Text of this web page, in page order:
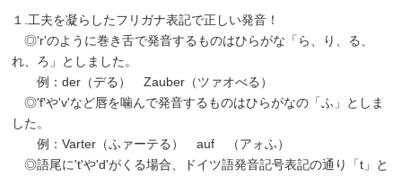
１.工夫を凝らしたフリガナ表記で正しい発音！
◎'r'のように巻き舌で発音するものはひらがな「ら、り、る、
れ、ろ」としました。
例：der（デる） Zauber（ツァオべる）
◎'f'や'v'など唇を噛んで発音するものはひらがなの「ふ」としま
した。
例：Varter（ふァーテる） auf （アォふ）
◎語尾に't'や'd'がくる場合、ドイツ語発音記号表記の通り「t」と